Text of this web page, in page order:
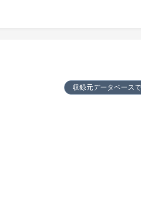
収録元データベースで